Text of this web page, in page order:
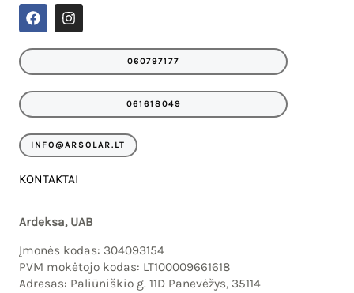
F
a
c
e
o
o
I
n
s
t
g
r
m
060797177
061618049
INFO@ARSOLAR.LT
KONTAKTAI
Ardeksa, UAB
Įmonės kodas: 304093154
PVM mokėtojo kodas: LT100009661618
Adresas: Paliūniškio g. 11D Panevėžys, 35114